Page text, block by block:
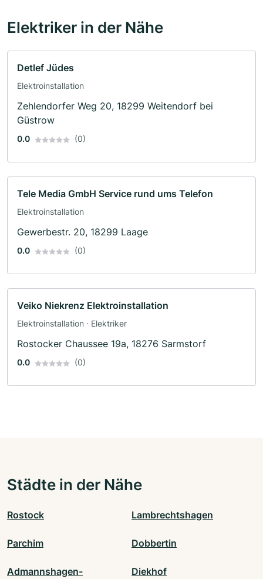
Elektriker in der Nähe
Detlef Jüdes
Elektroinstallation
Zehlendorfer Weg 20, 18299 Weitendorf bei
Güstrow
0.0 (0)
Tele Media GmbH Service rund ums Telefon
Elektroinstallation
Gewerbestr. 20, 18299 Laage
0.0 (0)
Veiko Niekrenz Elektroinstallation
Elektroinstallation · Elektriker
Rostocker Chaussee 19a, 18276 Sarmstorf
0.0 (0)
Städte in der Nähe
Rostock Lambrechtshagen
Parchim Dobbertin
Admannshagen-
Diekhof